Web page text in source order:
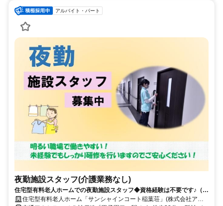
アルバイト・パート
夜勤施設スタッフ(介護業務なし)
住宅型有料老人ホームでの夜勤施設スタッフ◆資格経験は不要です♪（尼
崎市）
住宅型有料老人ホーム「サンシャインコート稲葉荘」(株式会社アニ